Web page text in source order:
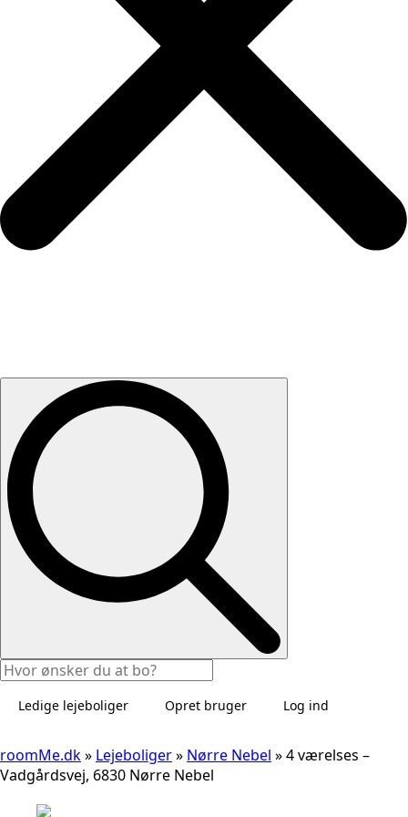
Ledige lejeboliger Opret bruger Log ind
roomMe.dk» Lejeboliger» Nørre Nebel »4 værelses –
Vadgårdsvej, 6830 Nørre Nebel